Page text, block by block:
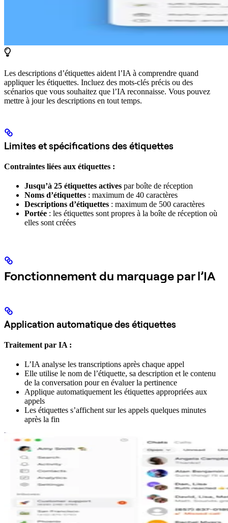
Les descriptions d’étiquettes aident l’IA à comprendre quand
appliquer les étiquettes. Incluez des mots-clés précis ou des
scénarios que vous souhaitez que l’IA reconnaisse. Vous pouvez
mettre à jour les descriptions en tout temps.
Limites et spécifications des étiquettes
Contraintes liées aux étiquettes :
Jusqu’à 25 étiquettes actives par boîte de réception
Noms d’étiquettes : maximum de 40 caractères
Descriptions d’étiquettes : maximum de 500 caractères
Portée : les étiquettes sont propres à la boîte de réception où
elles sont créées
Fonctionnement du marquage par l’IA
Application automatique des étiquettes
Traitement par IA :
L’IA analyse les transcriptions après chaque appel
Elle utilise le nom de l’étiquette, sa description et le contenu
de la conversation pour en évaluer la pertinence
Applique automatiquement les étiquettes appropriées aux
appels
Les étiquettes s’affichent sur les appels quelques minutes
après la fin